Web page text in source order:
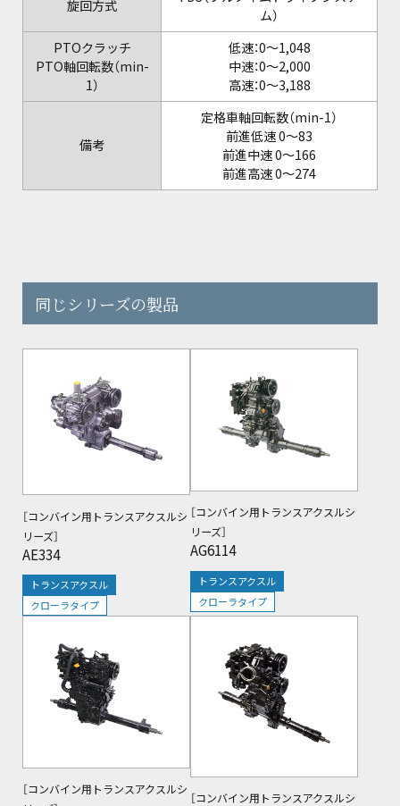
旋回方式
ム）
PTOクラッチ
PTO軸回転数（min-
1）
低速：0～1,048
中速：0～2,000
高速：0～3,188
備考
定格車軸回転数（min-1）
前進低速 0～83
前進中速 0～166
前進高速 0～274
同じシリーズの製品
［コンバイン用トランスアクスルシ
リーズ］
AE334
トランスアクスル
クローラタイプ
［コンバイン用トランスアクスルシ
リーズ］
AG6114
トランスアクスル
クローラタイプ
［コンバイン用トランスアクスルシ
［コンバイン用トランスアクスルシ